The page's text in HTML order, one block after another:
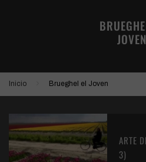
JOVEN
Inicio Brueghel el Joven
ARTE
3)